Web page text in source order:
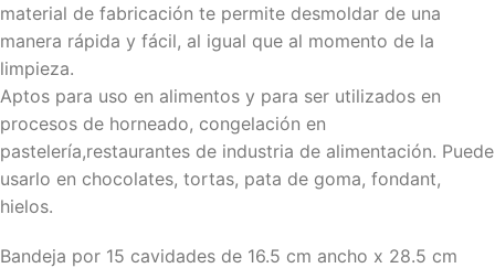
material de fabricación te permite desmoldar de una
manera rápida y fácil, al igual que al momento de la
limpieza.
Aptos para uso en alimentos y para ser utilizados en
procesos de horneado, congelación en
pastelería,restaurantes de industria de alimentación. Puede
usarlo en chocolates, tortas, pata de goma, fondant,
hielos.
Bandeja por 15 cavidades de 16.5 cm ancho x 28.5 cm